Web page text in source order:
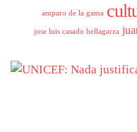
amparo de la gama
jose luis casado bellagarza